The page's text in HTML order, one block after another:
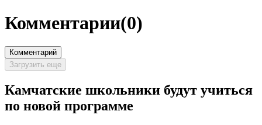
Комментарии(0)
Комментарий
Загрузить еще
Камчатские школьники будут учиться
по новой программе